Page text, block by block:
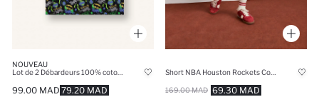
NOUVEAU
79.20 MAD
99.00 MAD 69.30 MAD
169.00 MAD